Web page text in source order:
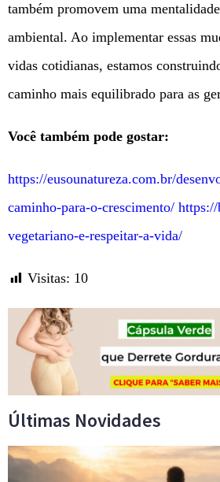
também promovem uma
ambiental. Ao implementar essas
vidas cotidianas, estamos
caminho mais equilibrado para as
Você também pode gostar:
https://eusounatureza.com.br/
caminho-para-o-crescimento/
vegetariano-e-respeitar-a-vida/
Visitas: 10
Últimas Novidades